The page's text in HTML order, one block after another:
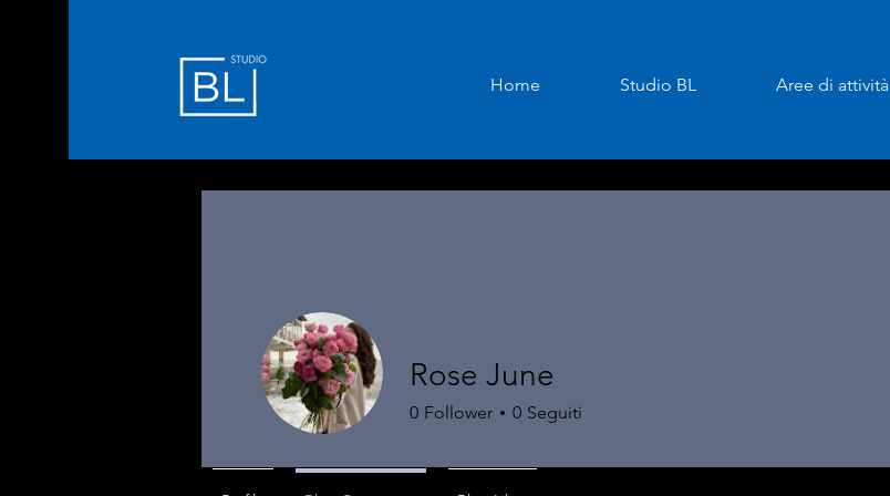
Home Studio BL Aree di attività
Rose June
0 Follower 0 Seguiti